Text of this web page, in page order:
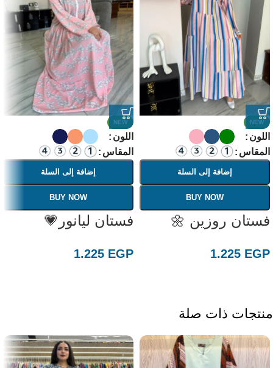
NEW
اللون
المقاس
إضافة إلى السلة
BUY NOW
فستان روزين 🌼
1.225 EGP
NEW
اللون
المقاس
إضافة إلى السلة
BUY NOW
فستان ليانور💗
1.225 EGP
منتجات ذات صلة